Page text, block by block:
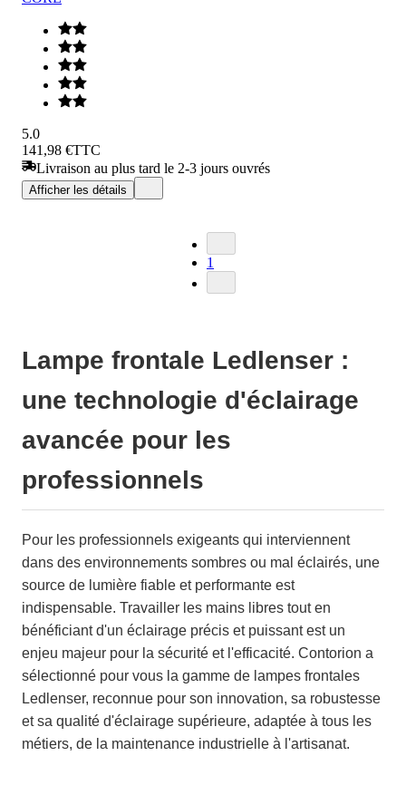
5.0
141,98 €TTC
Livraison au plus tard le 2-3 jours ouvrés
Afficher les détails
1
Lampe frontale Ledlenser :
une technologie d'éclairage
avancée pour les
professionnels
Pour les professionnels exigeants qui interviennent
dans des environnements sombres ou mal éclairés, une
source de lumière fiable et performante est
indispensable. Travailler les mains libres tout en
bénéficiant d'un éclairage précis et puissant est un
enjeu majeur pour la sécurité et l'efficacité. Contorion a
sélectionné pour vous la gamme de lampes frontales
Ledlenser, reconnue pour son innovation, sa robustesse
et sa qualité d'éclairage supérieure, adaptée à tous les
métiers, de la maintenance industrielle à l'artisanat.